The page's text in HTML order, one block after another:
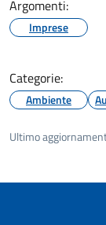
Argomenti:
Imprese
Categorie:
Ambiente
Ultimo